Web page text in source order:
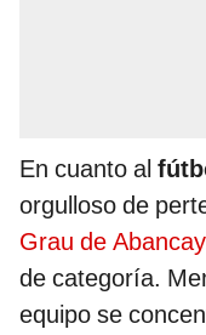
En cuanto al
orgulloso de
Grau de Abancay
de categoría.
equipo se